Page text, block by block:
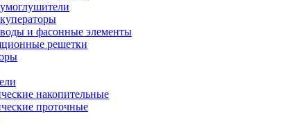
и фасонные элементы
решетки
накопительные
проточные